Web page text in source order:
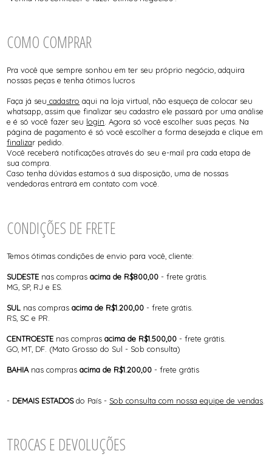
COMO COMPRAR
Pra você que sempre sonhou em ter seu próprio negócio, adquira
nossas peças e tenha ótimos lucros
Faça já seu cadastro aqui na loja virtual, não esqueça de colocar seu
whatsapp, assim que finalizar seu cadastro ele passará por uma análise
e é só você fazer seu login. Agora só você escolher suas peças. Na
página de pagamento é só você escolher a forma desejada e clique em
finalizar pedido.
Você receberá notificações através do seu e-mail pra cada etapa de
sua compra.
Caso tenha dúvidas estamos á sua disposição, uma de nossas
vendedoras entrará em contato com você.
CONDIÇÕES DE FRETE
Temos ótimas condições de envio para você, cliente:
SUDESTE nas comprasacima de R$800,00 -frete grátis
MG, SP, RJ e ES.
SUL nas comprasacima de R$1.200,00 -frete grátis
RS, SC e PR.
CENTROESTE nas comprasacima de R$1.500,00 -frete grátis
GO, MT, DF. (Mato Grosso do Sul - Sob consulta)
BAHIA nas comprasacima de R$1.200,00 -frete grátis
- DEMAIS ESTADOSdo País - Sob consulta com nossa equipe de vendas
TROCAS E DEVOLUÇÕES